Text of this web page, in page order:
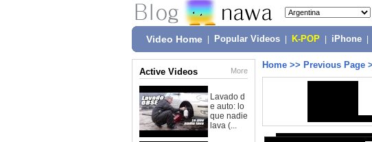
Video Home Popular Videos K-POP iPhone
Active Videos More
Lavado d
e auto: lo
que nadie
lava (...
Home >> Previous Page